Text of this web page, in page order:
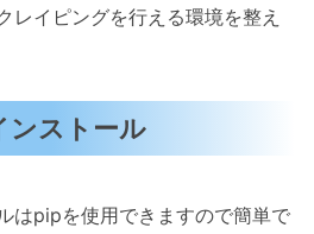
レイピングを行える環境を整え
ストール
はpipを使用できますので簡単で